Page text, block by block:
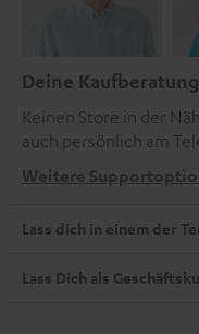
Deine Kaufberatung
Keinen Store in der
auch persönlich am
Weitere
Lass dich in einem der
Lass Dich als